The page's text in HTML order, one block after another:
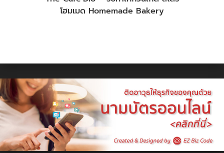
โฮมเมด Homemade Bakery